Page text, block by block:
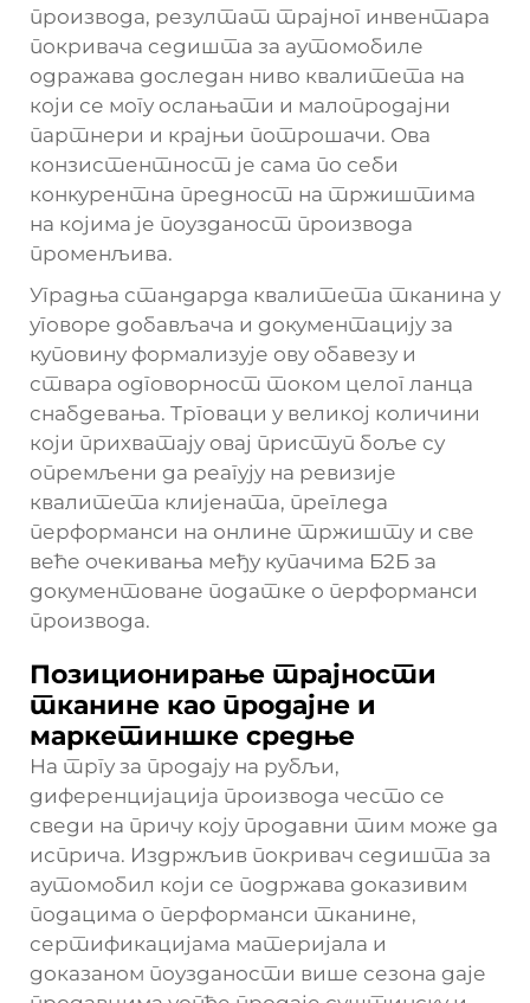
производа, резултат трајног инвентара
покривача седишта за аутомобиле
одражава доследан ниво квалитета на
који се могу ослањати и малопродајни
партнери и крајњи потрошачи. Ова
конзистентност је сама по себи
конкурентна предност на тржиштима
на којима је поузданост производа
променљива.
Уградња стандарда квалитета тканина у
уговоре добављача и документацију за
куповину формализује ову обавезу и
ствара одговорност током целог ланца
снабдевања. Трговаци у великој количини
који прихватају овај приступ боље су
опремљени да реагују на ревизије
квалитета клијената, прегледа
перформанси на онлине тржишту и све
веће очекивања међу купачима Б2Б за
документоване податке о перформанси
производа.
Позиционирање трајности
тканине као продајне и
маркетиншке средње
На тргу за продају на рубљи,
диференцијација производа често се
сведи на причу коју продавни тим може да
исприча. Издржљив покривач седишта за
аутомобил који се подржава доказивим
подацима о перформанси тканине,
сертификацијама материјала и
доказаном поузданости више сезона даје